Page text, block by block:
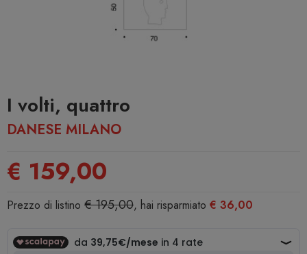
I volti, quattro
DANESE MILANO
€ 159,00
Prezzo di listino € 195,00, hai risparmiato € 36,00